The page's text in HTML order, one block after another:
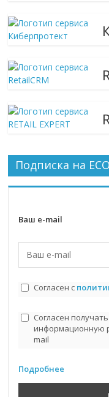
Подписка на
Ваш e-mail
Согласен с
Согласен
информационную
mail
Подробнее